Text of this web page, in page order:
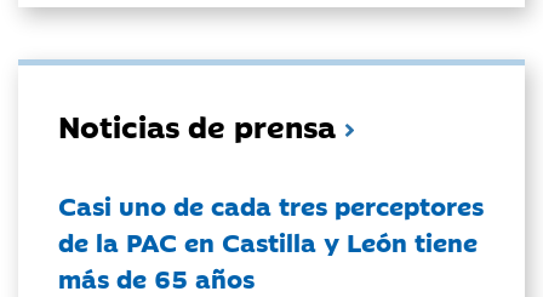
Noticias de prensa
Casi uno de cada tres perceptores
de la PAC en Castilla y León tiene
más de 65 años